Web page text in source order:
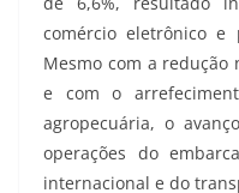
comércio eletrônico e
Mesmo com a
e com o
agropecuária, o
operações do
internacional e do